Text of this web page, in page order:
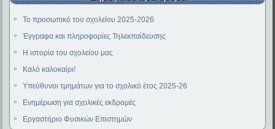
Το προσωπικό του σχολείου 2025-2026
Έγγραφα και πληροφορίες Τηλεκπαίδευσης
Η ιστορία του σχολείου μας
Καλό καλοκαίρι!
Υπεύθυνοι τμημάτων για το σχολικό έτος 2025-26
Ενημέρωση για σχολικές εκδρομές
Εργαστήριο Φυσικών Επιστημών